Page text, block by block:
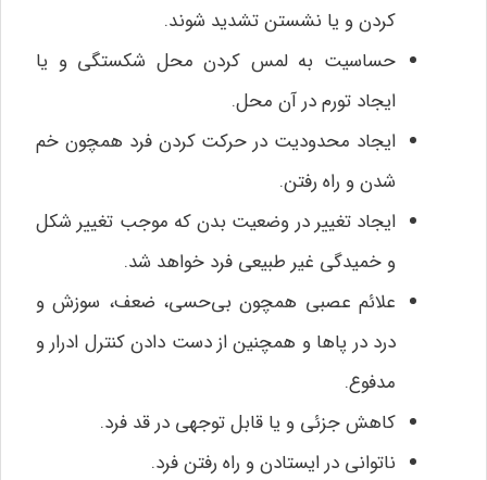
کردن و یا نشستن تشدید شوند.
حساسیت به لمس کردن محل شکستگی و یا
ایجاد تورم در آن محل.
ایجاد محدودیت در حرکت کردن فرد همچون خم
شدن و راه رفتن.
ایجاد تغییر در وضعیت بدن که موجب تغییر شکل
و خمیدگی غیر طبیعی فرد خواهد شد.
علائم عصبی همچون بی‌حسی، ضعف، سوزش و
درد در پاها و همچنین از دست دادن کنترل ادرار و
مدفوع.
کاهش جزئی و یا قابل توجهی در قد فرد.
ناتوانی در ایستادن و راه رفتن فرد.